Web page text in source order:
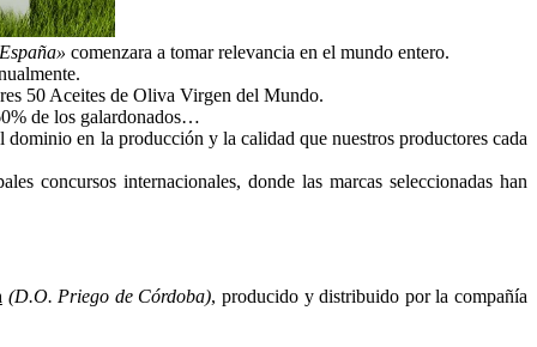
comenzara a tomar relevancia en el mundo entero.
50 Aceites de Oliva Virgen del Mundo.
de los galardonados…
en la producción y la calidad que nuestros productores cada
concursos internacionales, donde las marcas seleccionadas han
(D.O. Priego de Córdoba), producido y distribuido por la compañía